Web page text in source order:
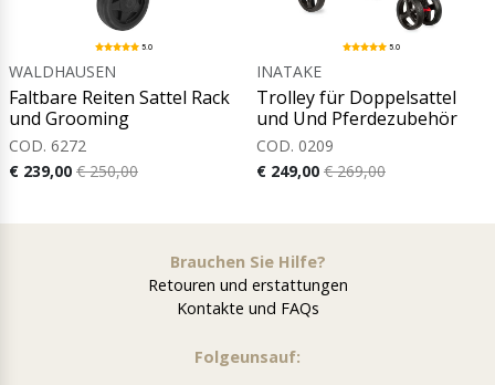
5.0
WALDHAUSEN
Faltbare Reiten Sattel Rack
und Grooming
COD. 6272
€ 239,00 € 250,00
5.0
INATAKE
Trolley für Doppelsattel
und Und Pferdezubehör
COD. 0209
€ 249,00 € 269,00
Brauchen Sie Hilfe?
Retouren und erstattungen
Kontakte und FAQs
Folgeunsauf: